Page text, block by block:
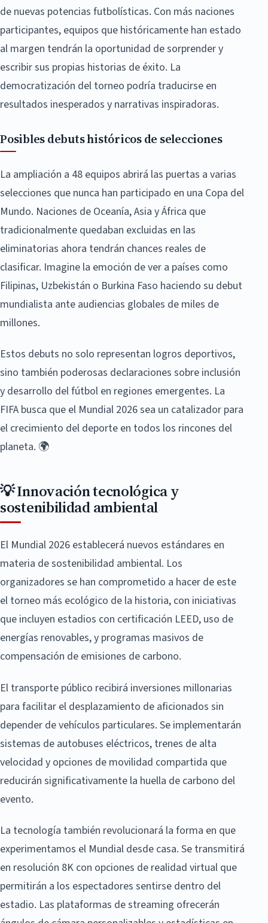
de nuevas potencias futbolísticas. Con más naciones
participantes, equipos que históricamente han estado
al margen tendrán la oportunidad de sorprender y
escribir sus propias historias de éxito. La
democratización del torneo podría traducirse en
resultados inesperados y narrativas inspiradoras.
Posibles debuts históricos de selecciones
La ampliación a 48 equipos abrirá las puertas a varias
selecciones que nunca han participado en una Copa del
Mundo. Naciones de Oceanía, Asia y África que
tradicionalmente quedaban excluidas en las
eliminatorias ahora tendrán chances reales de
clasificar. Imagine la emoción de ver a países como
Filipinas, Uzbekistán o Burkina Faso haciendo su debut
mundialista ante audiencias globales de miles de
millones.
Estos debuts no solo representan logros deportivos,
sino también poderosas declaraciones sobre inclusión
y desarrollo del fútbol en regiones emergentes. La
FIFA busca que el Mundial 2026 sea un catalizador para
el crecimiento del deporte en todos los rincones del
planeta. 🌍
💡 Innovación tecnológica y
sostenibilidad ambiental
El Mundial 2026 establecerá nuevos estándares en
materia de sostenibilidad ambiental. Los
organizadores se han comprometido a hacer de este
el torneo más ecológico de la historia, con iniciativas
que incluyen estadios con certificación LEED, uso de
energías renovables, y programas masivos de
compensación de emisiones de carbono.
El transporte público recibirá inversiones millonarias
para facilitar el desplazamiento de aficionados sin
depender de vehículos particulares. Se implementarán
sistemas de autobuses eléctricos, trenes de alta
velocidad y opciones de movilidad compartida que
reducirán significativamente la huella de carbono del
evento.
La tecnología también revolucionará la forma en que
experimentamos el Mundial desde casa. Se transmitirá
en resolución 8K con opciones de realidad virtual que
permitirán a los espectadores sentirse dentro del
estadio. Las plataformas de streaming ofrecerán